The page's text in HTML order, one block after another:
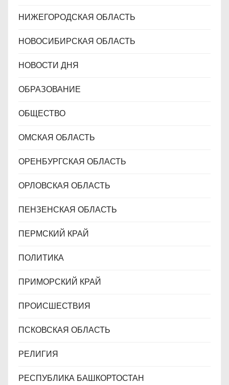
НИЖЕГОРОДСКАЯ ОБЛАСТЬ
НОВОСИБИРСКАЯ ОБЛАСТЬ
НОВОСТИ ДНЯ
ОБРАЗОВАНИЕ
ОБЩЕСТВО
ОМСКАЯ ОБЛАСТЬ
ОРЕНБУРГСКАЯ ОБЛАСТЬ
ОРЛОВСКАЯ ОБЛАСТЬ
ПЕНЗЕНСКАЯ ОБЛАСТЬ
ПЕРМСКИЙ КРАЙ
ПОЛИТИКА
ПРИМОРСКИЙ КРАЙ
ПРОИСШЕСТВИЯ
ПСКОВСКАЯ ОБЛАСТЬ
РЕЛИГИЯ
РЕСПУБЛИКА БАШКОРТОСТАН